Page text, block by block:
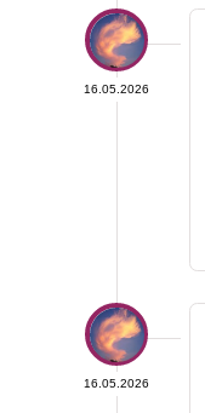
16.05.2026
16.05.2026